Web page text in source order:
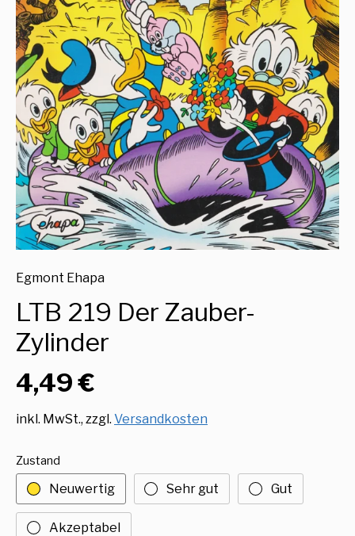
Egmont Ehapa
LTB 219 Der Zauber-
Zylinder
4,49 €
inkl. MwSt., zzgl. Versandkosten
Zustand
Neuwertig Sehr gut Gut
Akzeptabel